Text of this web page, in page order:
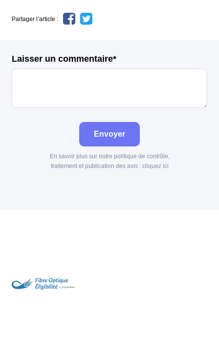
Partager l’article :
Laisser un commentaire*
Envoyer
En savoir plus sur notre politique de contrôle,
traitement et publication des avis : cliquez ici